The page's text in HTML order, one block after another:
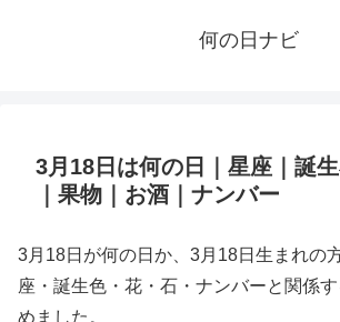
何の日ナビ
3月18日は何の日｜星座｜誕
｜果物｜お酒｜ナンバー
3月18日が何の日か、3月18日生まれの
座・誕生色・花・石・ナンバーと関係
めました。